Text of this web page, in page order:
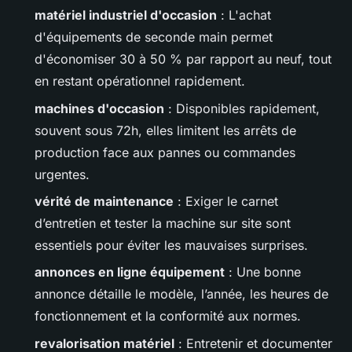
matériel industriel d'occasion : L'achat
d'équipements de seconde main permet
d'économiser 30 à 50 % par rapport au neuf, tout
en restant opérationnel rapidement.
machines d'occasion : Disponibles rapidement,
souvent sous 72h, elles limitent les arrêts de
production face aux pannes ou commandes
urgentes.
vérité de maintenance : Exiger le carnet
d’entretien et tester la machine sur site sont
essentiels pour éviter les mauvaises surprises.
annonces en ligne équipement : Une bonne
annonce détaille le modèle, l’année, les heures de
fonctionnement et la conformité aux normes.
revalorisation matériel : Entretenir et documenter